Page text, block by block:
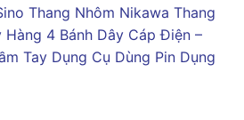
Thang Nhôm Nikawa Thang
Hàng 4 Bánh Dây Cáp Điện –
Tay Dụng Cụ Dùng Pin Dụng